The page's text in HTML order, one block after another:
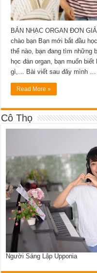
BẢN NHẠC ORGAN ĐƠN
chào bạn Bạn mới bắt đầu
thế nào, bạn đang tìm những
học đàn organ, bạn muốn
gì,… Bài viết sau đây mình …
Read More »
Cô Thọ
Người Sáng Lập Upponia